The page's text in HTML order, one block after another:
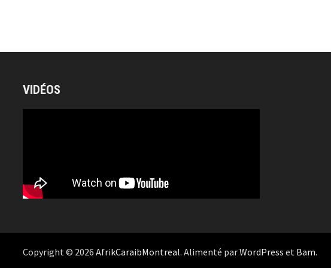
VIDÉOS
Copyright © 2026AfrikCaraibMontreal. Alimenté parWordPress et Bam.